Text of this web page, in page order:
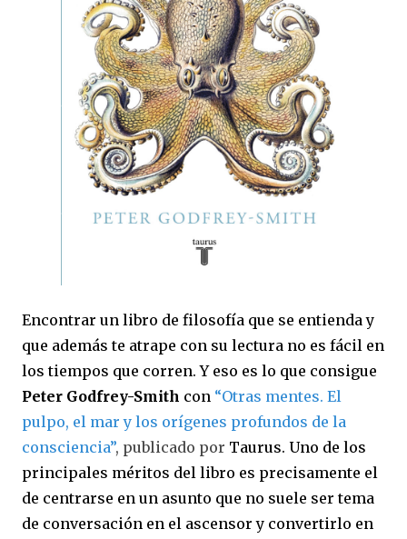
Encontrar un libro de filosofía que se entienda y
que además te atrape con su lectura no es fácil en
los tiempos que corren. Y eso es lo que consigue
Peter Godfrey-Smith con “Otras mentes. El
pulpo, el mar y los orígenes profundos de la
consciencia”, publicado por Taurus. Uno de los
principales méritos del libro es precisamente el
de centrarse en un asunto que no suele ser tema
de conversación en el ascensor y convertirlo en